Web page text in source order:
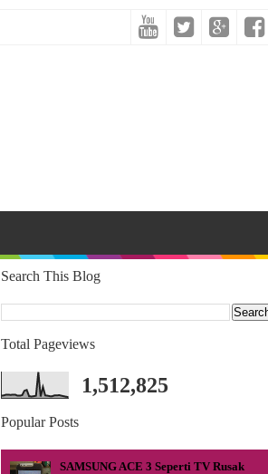
Search This Blog
Total Pageviews
1,512,825
Popular Posts
SAMSUNG ACE 3 Seperti TV Rusak